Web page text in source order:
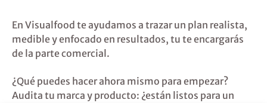
En Visualfood te ayudamos a trazar un plan realista,
medible y enfocado en resultados, tu te encargarás
de la parte comercial.
¿Qué puedes hacer ahora mismo para empezar?
Audita tu marca y producto: ¿están listos para un